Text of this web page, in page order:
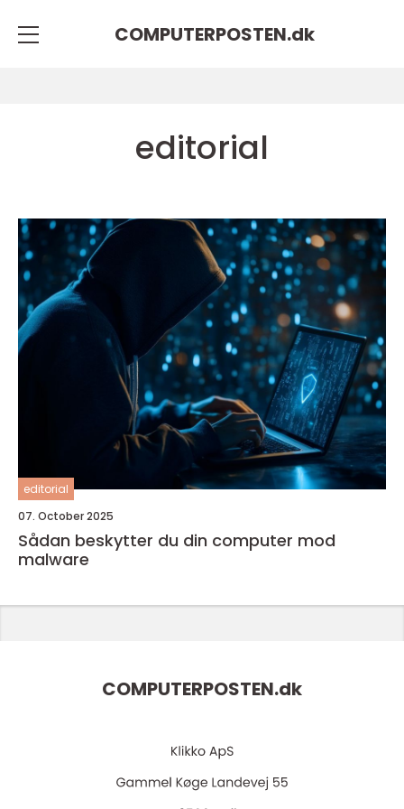
COMPUTERPOSTEN.dk
editorial
editorial
07. October 2025
Sådan beskytter du din computer mod
malware
COMPUTERPOSTEN.dk